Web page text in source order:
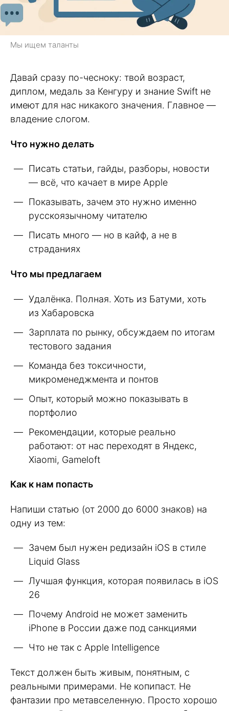
Мы ищем таланты
Давай сразу по-чесноку: твой возраст,
диплом, медаль за Кенгуру и знание Swift не
имеют для нас никакого значения. Главное —
владение слогом.
Что нужно делать
Писать статьи, гайды, разборы, новости
— всё, что качает в мире Apple
Показывать, зачем это нужно именно
русскоязычному читателю
Писать много — но в кайф, а не в
страданиях
Что мы предлагаем
Удалёнка. Полная. Хоть из Батуми, хоть
из Хабаровска
Зарплата по рынку, обсуждаем по итогам
тестового задания
Команда без токсичности,
микроменеджмента и понтов
Опыт, который можно показывать в
портфолио
Рекомендации, которые реально
работают: от нас переходят в Яндекс,
Xiaomi, Gameloft
Как к нам попасть
Напиши статью (от 2000 до 6000 знаков) на
одну из тем:
Зачем был нужен редизайн iOS в стиле
Liquid Glass
Лучшая функция, которая появилась в iOS
26
Почему Android не может заменить
iPhone в России даже под санкциями
Что не так с Apple Intelligence
Текст должен быть живым, понятным, с
реальными примерами. Не копипаст. Не
фантазии про метавселенную. Просто хорошо